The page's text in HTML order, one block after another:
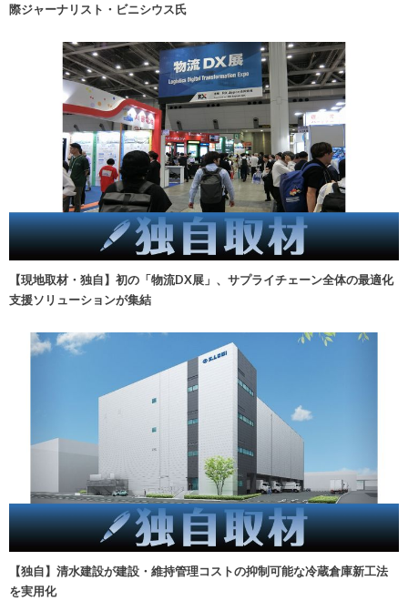
際ジャーナリスト・ビニシウス氏
【現地取材・独自】初の「物流DX展」、サプライチェーン全体の最適化
支援ソリューションが集結
【独自】清水建設が建設・維持管理コストの抑制可能な冷蔵倉庫新工法
を実用化